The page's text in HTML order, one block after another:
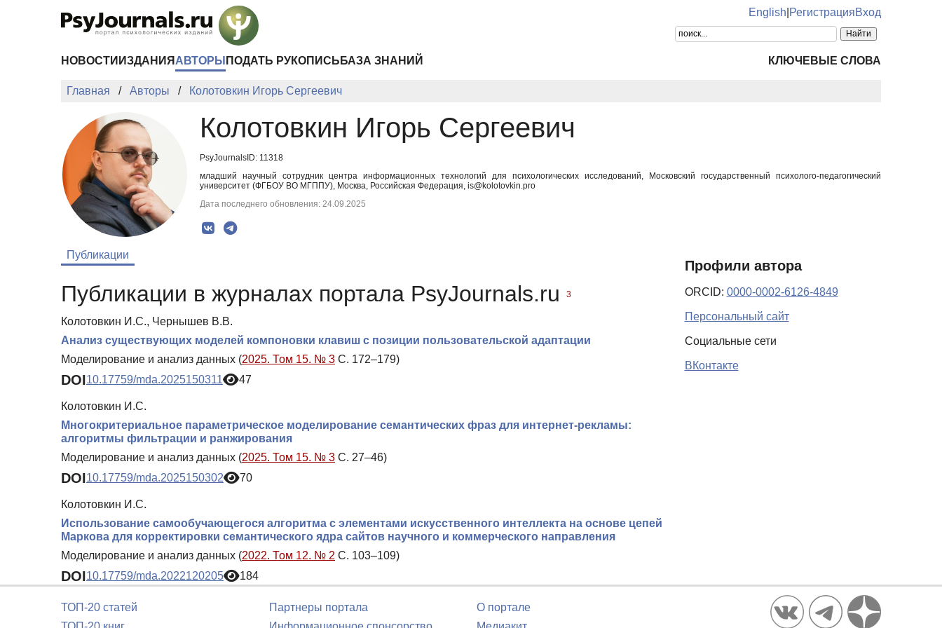
English РегистрацияВход
НОВОСТИ ИЗДАНИЯ АВТОРЫ ПОДАТЬ РУКОПИСЬ БАЗА ЗНАНИЙ КЛЮЧЕВЫЕ СЛОВА
Главная Авторы Колотовкин Игорь Сергеевич
Колотовкин Игорь Сергеевич
PsyJournalsID: 11318
младший научный сотрудник центра информационных технологий для психологических исследований, Московский государственный психолого-педагогический
университет (ФГБОУ ВО МГППУ), Москва, Российская Федерация, is@kolotovkin.pro
Дата последнего обновления: 24.09.2025
Публикации
Публикации в журналах портала PsyJournals.ru 3
Колотовкин И.С., Чернышев В.В.
Анализ существующих моделей компоновки клавиш с позиции пользовательской адаптации
Моделирование и анализ данных (2025. Том 15. № 3 С. 172–179)
DOI10.17759/mda.2025150311 47
Колотовкин И.С.
Многокритериальное параметрическое моделирование семантических фраз для интернет-рекламы:
алгоритмы фильтрации и ранжирования
Моделирование и анализ данных (2025. Том 15. № 3 С. 27–46)
DOI10.17759/mda.2025150302 70
Колотовкин И.С.
Использование самообучающегося алгоритма с элементами искусственного интеллекта на основе цепей
Маркова для корректировки семантического ядра сайтов научного и коммерческого направления
Моделирование и анализ данных (2022. Том 12. № 2 С. 103–109)
DOI10.17759/mda.2022120205 184
Профили автора
ORCID: 0000-0002-6126-4849
Персональный сайт
Социальные сети
ВКонтакте
ТОП-20 статей
Партнеры портала
О портале